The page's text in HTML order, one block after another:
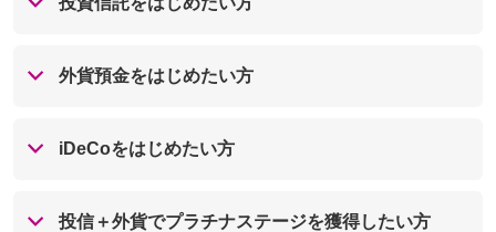
外貨預金をはじめたい方
iDeCoをはじめたい方
投信＋外貨でプラチナステージを獲得したい方